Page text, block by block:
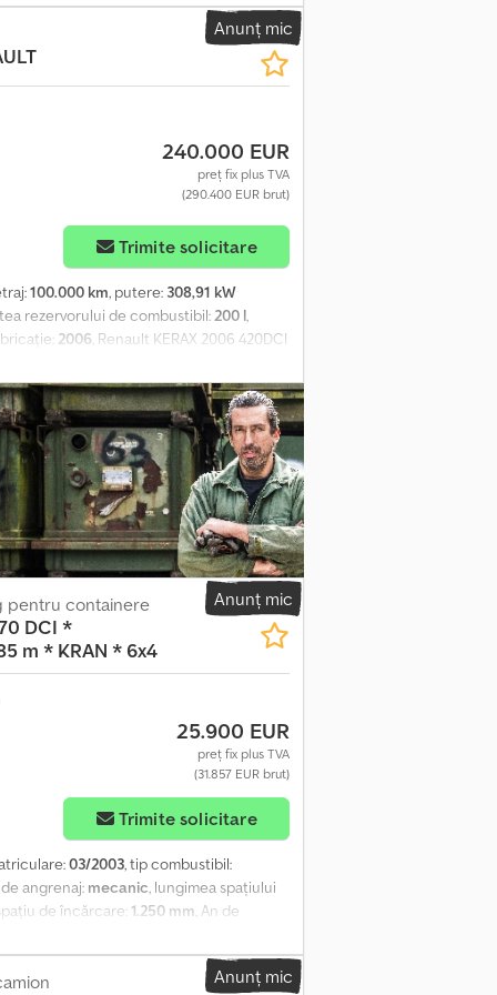
tip: PK 15500 Performance,
ridicată / stânga / dreapta, capacitate
m - 1.470 kg, 10,1 m - 1.110 kg, 12,2 m - 910
combustibil, oglinzi
scaun standard cu suspensie
vehiculul poate fi inscriptionat și/sau
tehnică TÜV nouă. Dacă se
partenere! Vehiculul poate fi
de livrare și plată. Crsdpfxsyiw Eze Ai Isf
Anunț mic
240.000 EUR
preț fix plus TVA
(290.400 EUR brut)
Trimite solicitare
100.000 km, putere: 308,91 kW
rezervorului de combustibil:200 l,
2006, Renault KERAX 2006 420DCI
Braț posterior cu dublă ieșire 2 trolii de
Anunț mic
pentru containere
DCI *
m * KRAN * 6x4
25.900 EUR
preț fix plus TVA
(31.857 EUR brut)
Trimite solicitare
03/2003, tip combustibil:
de angrenaj: mecanic , lungimea spațiului
de încărcare:1.250 mm , An de
stabilitate (ESP), încălzitor staționar
Ierf FĂRĂ ACCIDENTE ÎN STARE BUNĂ!
? ASR ? ÎNCHIDERE CENTRALIZATĂ ?
Anunț mic